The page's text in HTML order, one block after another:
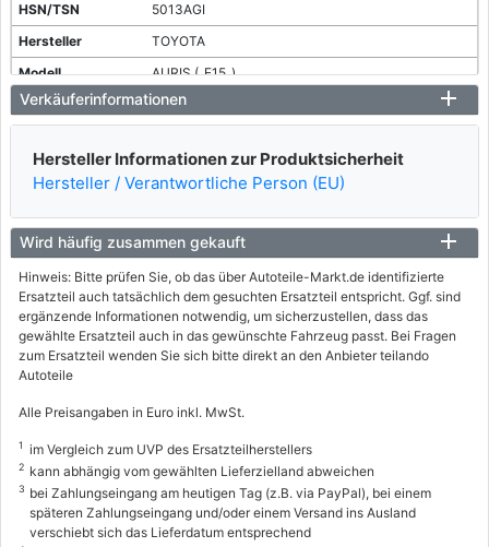
5013AGI
TOYOTA
AURIS (_E15_)
1.33 Dual-VVTi (NRE150_, NRE150R)
01/2010 - 09/2012
TOYOTA
1.4 (ZZE150_, ZZE150R)
71 / 97
03/2007 - 09/2012
AURIS (_E15_)
1.4 D-4D (NDE150_, NDE150R)
66 / 90
Verkäuferinformationen
Hersteller Informationen zur Produktsicherheit
Hersteller / Verantwortliche Person (EU)
Wird häufig zusammen gekauft
Hinweis: Bitte prüfen Sie, ob das über Autoteile-Markt.de identifizierte
Ersatzteil auch tatsächlich dem gesuchten Ersatzteil entspricht. Ggf. sind
ergänzende Informationen notwendig, um sicherzustellen, dass das
gewählte Ersatzteil auch in das gewünschte Fahrzeug passt. Bei Fragen
zum Ersatzteil wenden Sie sich bitte direkt an den Anbieter teilando
Autoteile
Alle Preisangaben in Euro inkl. MwSt.
1 im Vergleich zum UVP des Ersatzteilherstellers
2 kann abhängig vom gewählten Lieferzielland abweichen
3 bei Zahlungseingang am heutigen Tag (z.B. via PayPal), bei einem
späteren Zahlungseingang und/oder einem Versand ins Ausland
verschiebt sich das Lieferdatum entsprechend